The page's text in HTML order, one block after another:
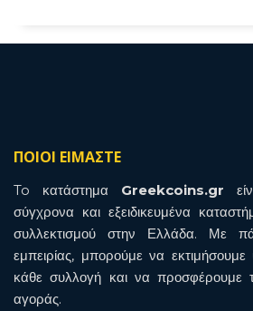
ΠΟΙΟΙ ΕΙΜΑΣΤΕ
To κατάστημα Greekcoins.gr
σύγχρονα και εξειδικευμένα
συλλεκτισμού στην Ελλάδα. Με
εμπειρίας, μπορούμε να
κάθε συλλογή και να προσφέρουμε
αγοράς.